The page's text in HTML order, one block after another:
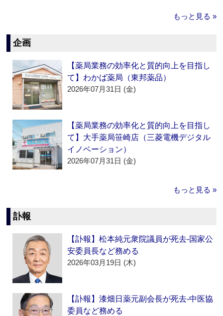
もっと見る »
企画
【薬局業務の効率化と質的向上を目指し
て】わかば薬局（東邦薬品）
2026年07月31日 (金)
【薬局業務の効率化と質的向上を目指し
て】大手薬局笹崎店（三菱電機デジタル
イノベーション）
2026年07月31日 (金)
もっと見る »
訃報
【訃報】松本純元衆院議員が死去‐国家公
安委員長など務める
2026年03月19日 (木)
【訃報】漆畑日薬元副会長が死去‐中医協
委員など務める